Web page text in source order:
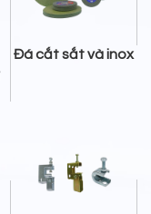
Đá cắt sắt và inox